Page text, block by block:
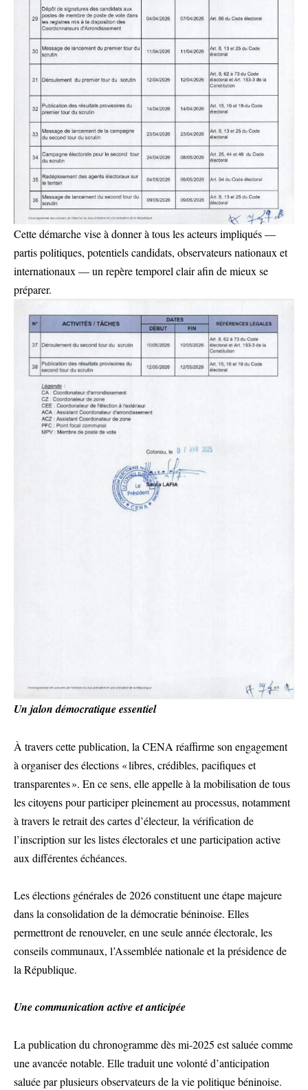
Cette démarche vise à donner à tous les acteurs impliqués —
partis politiques, potentiels candidats, observateurs nationaux et
internationaux — un repère temporel clair afin de mieux se
préparer.
Un jalon démocratique essentiel
À travers cette publication, la CENA réaffirme son engagement
à organiser des élections « libres, crédibles, pacifiques et
transparentes ». En ce sens, elle appelle à la mobilisation de tous
les citoyens pour participer pleinement au processus, notamment
à travers le retrait des cartes d’électeur, la vérification de
l’inscription sur les listes électorales et une participation active
aux différentes échéances.
Les élections générales de 2026 constituent une étape majeure
dans la consolidation de la démocratie béninoise. Elles
permettront de renouveler, en une seule année électorale, les
conseils communaux, l’Assemblée nationale et la présidence de
la République.
Une communication active et anticipée
La publication du chronogramme dès mi-2025 est saluée comme
une avancée notable. Elle traduit une volonté d’anticipation
saluée par plusieurs observateurs de la vie politique béninoise.